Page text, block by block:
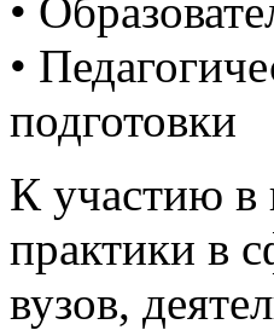
•
•
подготовки
К участию в
практики в
вузов,